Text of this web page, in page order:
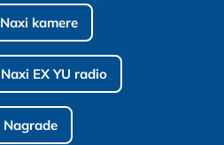
Naxi kamere
Naxi EX YU radio
Nagrade